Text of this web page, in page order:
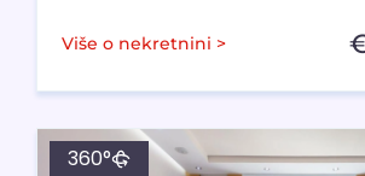
Više o nekretnini >
360°